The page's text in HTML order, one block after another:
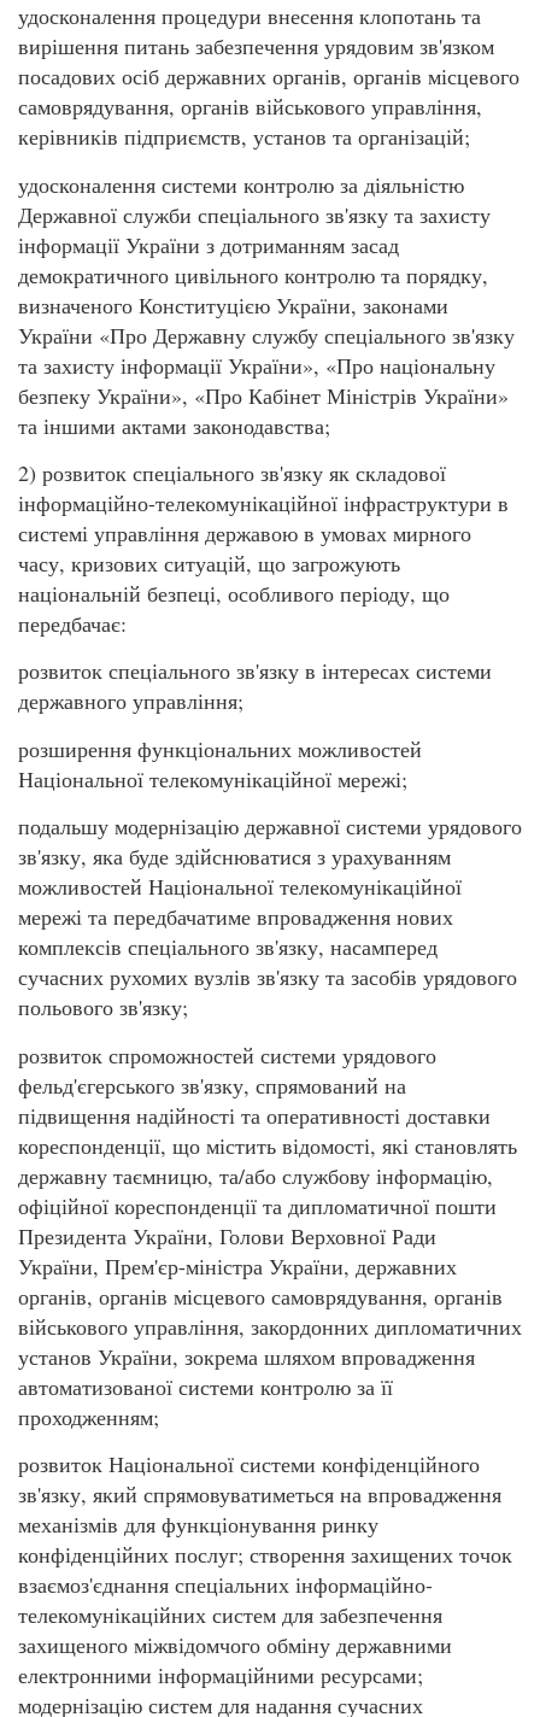
удосконалення процедури внесення клопотань та
вирішення питань забезпечення урядовим зв'язком
посадових осіб державних органів, органів місцевого
самоврядування, органів військового управління,
керівників підприємств, установ та організацій;
удосконалення системи контролю за діяльністю
Державної служби спеціального зв'язку та захисту
інформації України з дотриманням засад
демократичного цивільного контролю та порядку,
визначеного Конституцією України, законами
України «Про Державну службу спеціального зв'язку
та захисту інформації України», «Про національну
безпеку України», «Про Кабінет Міністрів України»
та іншими актами законодавства;
2) розвиток спеціального зв'язку як складової
інформаційно-телекомунікаційної інфраструктури в
системі управління державою в умовах мирного
часу, кризових ситуацій, що загрожують
національній безпеці, особливого періоду, що
передбачає:
розвиток спеціального зв'язку в інтересах системи
державного управління;
розширення функціональних можливостей
Національної телекомунікаційної мережі;
подальшу модернізацію державної системи урядового
зв'язку, яка буде здійснюватися з урахуванням
можливостей Національної телекомунікаційної
мережі та передбачатиме впровадження нових
комплексів спеціального зв'язку, насамперед
сучасних рухомих вузлів зв'язку та засобів урядового
польового зв'язку;
розвиток спроможностей системи урядового
фельд'єгерського зв'язку, спрямований на
підвищення надійності та оперативності доставки
кореспонденції, що містить відомості, які становлять
державну таємницю, та/або службову інформацію,
офіційної кореспонденції та дипломатичної пошти
Президента України, Голови Верховної Ради
України, Прем'єр-міністра України, державних
органів, органів місцевого самоврядування, органів
військового управління, закордонних дипломатичних
установ України, зокрема шляхом впровадження
автоматизованої системи контролю за її
проходженням;
розвиток Національної системи конфіденційного
зв'язку, який спрямовуватиметься на впровадження
механізмів для функціонування ринку
конфіденційних послуг; створення захищених точок
взаємоз'єднання спеціальних інформаційно-
телекомунікаційних систем для забезпечення
захищеного міжвідомчого обміну державними
електронними інформаційними ресурсами;
модернізацію систем для надання сучасних